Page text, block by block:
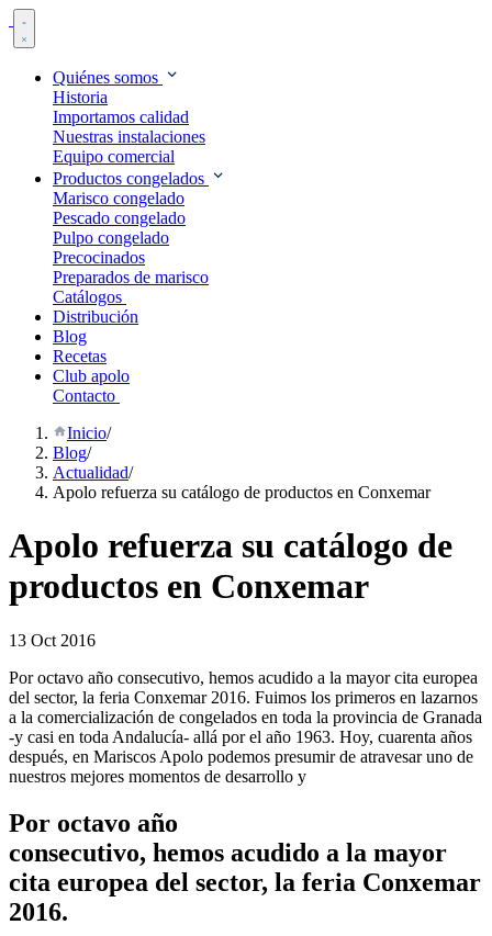
Quiénes somos
Historia
Importamos calidad
Nuestras instalaciones
Equipo comercial
Productos congelados
Marisco congelado
Pescado congelado
Pulpo congelado
Precocinados
Preparados de marisco
Catálogos
Distribución
Blog
Recetas
Club apolo
Contacto
Inicio/
Blog/
Actualidad/
Apolo refuerza su catálogo de productos en Conxemar
Apolo refuerza su catálogo de
productos en Conxemar
13 Oct 2016
Por octavo año consecutivo, hemos acudido a la mayor cita europea
del sector, la feria Conxemar 2016. Fuimos los primeros en lazarnos
a la comercialización de congelados en toda la provincia de Granada
-y casi en toda Andalucía- allá por el año 1963. Hoy, cuarenta años
después, en Mariscos Apolo podemos presumir de atravesar uno de
nuestros mejores momentos de desarrollo y
Por octavo año
consecutivo, hemos acudido a la mayor
cita europea del sector, la feria Conxemar
2016.